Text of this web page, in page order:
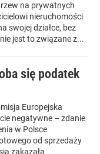
na prywatnych
nieruchomości
swojej działce, bez
jest to związane z...
się podatek
Europejska
negatywne – zdanie
w Polsce
od sprzedaży
zakazała